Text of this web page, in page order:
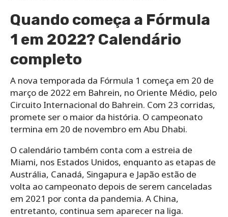
Quando começa a Fórmula
1 em 2022? Calendário
completo
A nova temporada da Fórmula 1 começa em 20 de
março de 2022 em Bahrein, no Oriente Médio, pelo
Circuito Internacional do Bahrein. Com 23 corridas,
promete ser o maior da história. O campeonato
termina em 20 de novembro em Abu Dhabi.
O calendário também conta com a estreia de
Miami, nos Estados Unidos, enquanto as etapas de
Austrália, Canadá, Singapura e Japão estão de
volta ao campeonato depois de serem canceladas
em 2021 por conta da pandemia. A China,
entretanto, continua sem aparecer na liga.